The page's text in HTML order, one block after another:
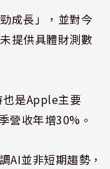
成長」，並對今
提供具體財測數
是Apple主要
營收年增30%。
AI並非短期趨勢，